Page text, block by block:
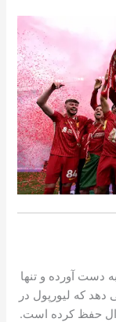
به دست آورده و تنها
که لیورپول در
حفظ کرده است.